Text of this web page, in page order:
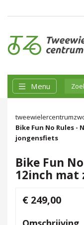
Menu
Bike Fun No Rules -
jongensfiets
Bike Fun
12inch mat
€ 249,00